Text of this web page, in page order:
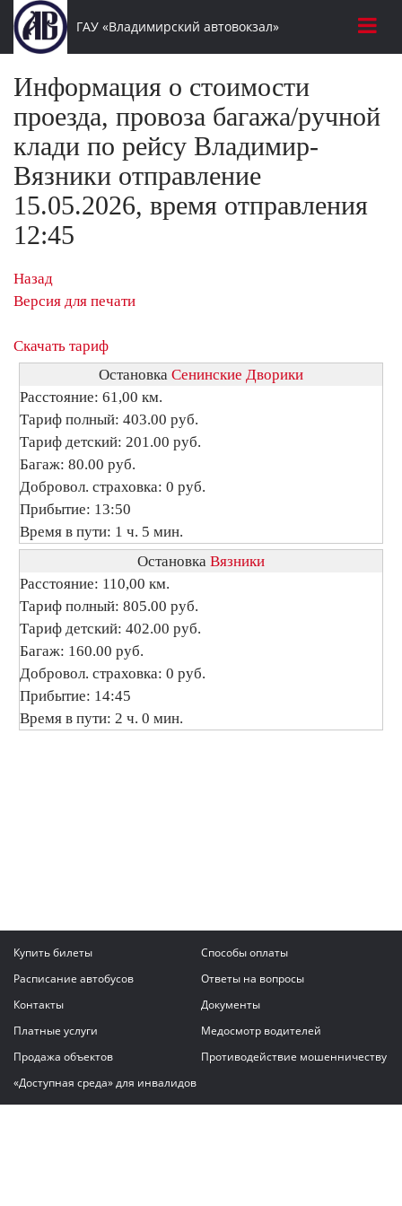
ГАУ «Владимирский автовокзал»
Информация о стоимости
проезда, провоза багажа/ручной
клади по рейсу Владимир-
Вязники отправление
15.05.2026, время отправления
12:45
Назад
Версия для печати
Скачать тариф
Остановка Сенинские Дворики
Расстояние: 61,00 км.
Тариф полный: 403.00 руб.
Тариф детский: 201.00 руб.
Багаж: 80.00 руб.
Добровол. страховка: 0 руб.
Прибытие: 13:50
Время в пути: 1 ч. 5 мин.
Остановка Вязники
Расстояние: 110,00 км.
Тариф полный: 805.00 руб.
Тариф детский: 402.00 руб.
Багаж: 160.00 руб.
Добровол. страховка: 0 руб.
Прибытие: 14:45
Время в пути: 2 ч. 0 мин.
Купить билеты
Способы оплаты
Расписание автобусов
Ответы на вопросы
Контакты
Документы
Платные услуги
Медосмотр водителей
Продажа объектов
Противодействие мошенничеству
«Доступная среда» для инвалидов